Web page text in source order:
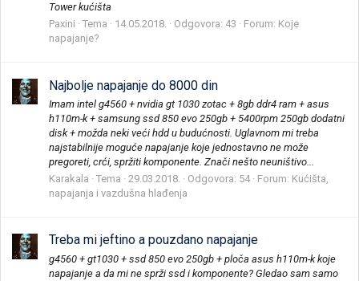
Tower kućišta
Paxini
Tema 14.05.2018. Odgovora: 43 Forum: Koje
napajanje?
Najbolje napajanje do 8000 din
Imam intel g4560 + nvidia gt 1030 zotac + 8gb ddr4 ram + asus
h110m-k + samsung ssd 850 evo 250gb + 5400rpm 250gb dodatni
disk + možda neki veći hdd u budućnosti. Uglavnom mi treba
najstabilnije moguće napajanje koje jednostavno ne može
pregoreti, crći, spržiti komponente. Znači nešto neuništivo...
Karakala
Tema 29.03.2018. Odgovora: 54 Forum: Kućišta,
napajanja i vazdušna hlađenja
Treba mi jeftino a pouzdano napajanje
g4560 + gt1030 + ssd 850 evo 250gb + ploča asus h110m-k koje
napajanje a da mi ne sprži ssd i komponente? Gledao sam samo